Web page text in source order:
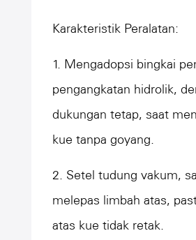
Karakteristik Peralatan:
1. Mengadopsi bingkai
pengangkatan hidrolik,
dukungan tetap, saat
kue tanpa goyang.
2. Setel tudung vakum,
melepas limbah atas,
atas kue tidak retak.